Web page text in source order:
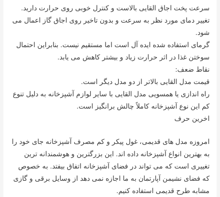
سرعت پخت اجاق القایی بالاست و کنترل خوبی روی حرارت دارید.
تغییر دمای مورد نظر به سرعت و بدون تاخیر روی اجاق گاز اعمال می
شود.
گرمای استفاده شده ایده آل است اما مستقیم نیست. بنابراین احتمال
سوختن غذا در اثر حرارت زیاد و بیشتر کاهش می یابد.
نقاط ضعف:
قیمت مدل القایی بالاتر از دو مدل دیگر است.
راه اندازی یا همسویی مدل القایی با سایر لوازم آشپزخانه به دلیل تنوع
کم این نوع آشپزخانه کاملاً چالش برانگیز است.
اخرین حرف
امروزه مدل های قدیمی، غول پیکر و کم مصرف آشپزخانه جای خود را
به بهترین انواع آشپزخانه داده اند. این بزرگترین و هوشمندانه ترین
تغییری است که می تواند در فضای آشپزخانه اتفاق بیفتد. به خصوص
که فضای نشیمن آپارتمان به ما اجازه نمی دهد از وسایل برقی و گازی
مشابه طرح قدیمی استفاده کنیم.